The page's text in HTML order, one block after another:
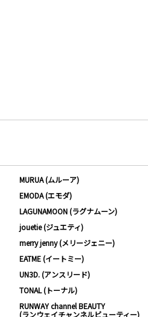
MURUA (ムルーア)
EMODA (エモダ)
LAGUNAMOON (ラグナムーン)
jouetie (ジュエティ)
merry jenny (メリージェニー)
EATME (イートミー)
UN3D. (アンスリード)
TONAL (トーナル)
RUNWAY channel BEAUTY
(ランウェイチャンネルビューティー)